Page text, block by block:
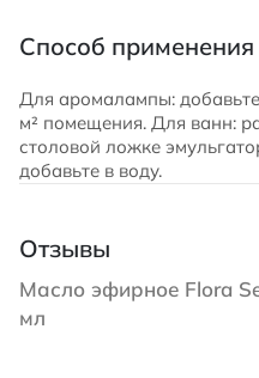
Способ применения
Для аромалампы:
м² помещения. Для ванн:
столовой ложке
добавьте в воду.
Отзывы
Масло эфирное Flora
мл